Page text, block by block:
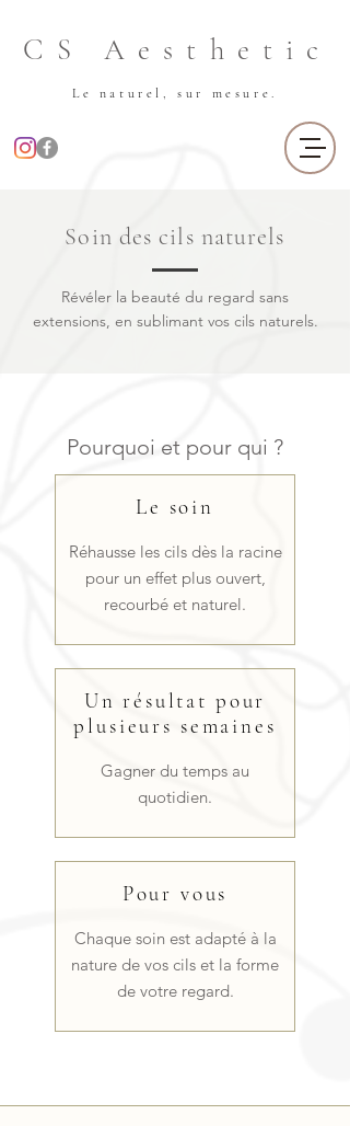
CS Aesthetic
Le naturel, sur mesure.
Soin des cils naturels
Révéler la beauté du regard sans
extensions, en sublimant vos cils naturels.
Pourquoi et pour qui ?
Le soin
Réhausse les cils dès la racine
pour un effet plus ouvert,
recourbé et naturel.
Un résultat pour
plusieurs semaines
Gagner du temps au
quotidien.
Pour vous
Chaque soin est adapté à la
nature de vos cils et la forme
de votre regard.